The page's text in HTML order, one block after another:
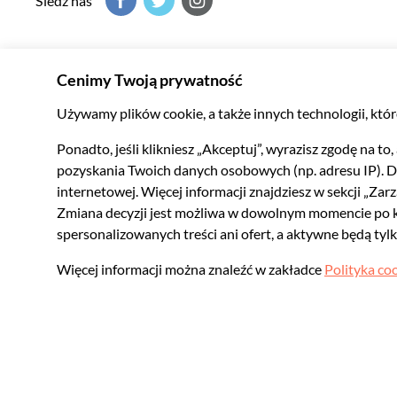
Serwis Musement pomoże Ci odkryć to, co najlepsze w
doskonałej ofercie lokalnych wycieczek i atrakcji.